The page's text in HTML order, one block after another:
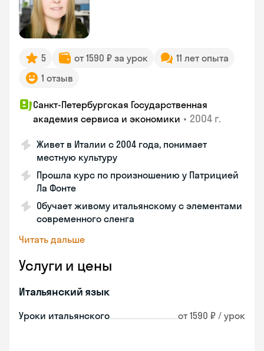
5 от 1590 ₽ за урок
11 лет опыта
1 отзыв
Санкт-Петербургская Государственная
академия сервиса и экономики • 2004 г.
Живет в Италии с 2004 года, понимает
местную культуру
Прошла курс по произношению у Патрицией
Ла Фонте
Обучает живому итальянскому с элементами
современного сленга
Читать дальше
Услуги и цены
Итальянский язык
Уроки итальянского от 1590 ₽ / урок